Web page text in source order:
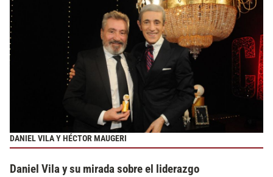
DANIEL VILA Y HÉCTOR MAUGERI
Daniel Vila y su mirada sobre el liderazgo